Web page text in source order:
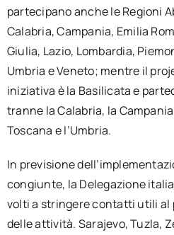
partecipano anche le Regioni
Calabria, Campania, Emilia
Giulia, Lazio, Lombardia,
Umbria e Veneto; mentre il
iniziativa è la Basilicata e
tranne la Calabria, la
Toscana e l’Umbria.
In previsione
congiunte, la Delegazione
volti a stringere contatti utili
delle attività. Sarajevo, Tuzla,